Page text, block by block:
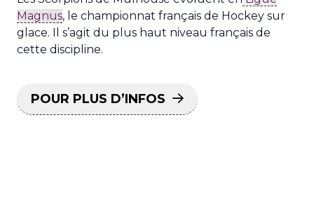
Magnus, le championnat français de Hockey sur
glace. Il s’agit du plus haut niveau français de
cette discipline.
POUR PLUS D’INFOS